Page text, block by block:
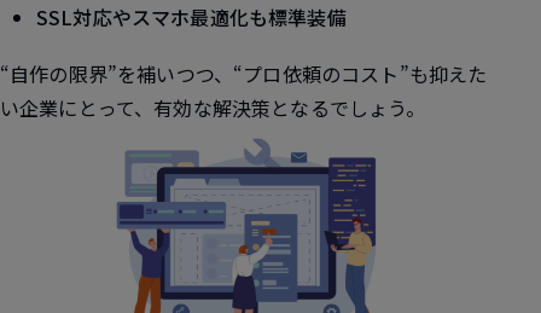
SSL対応やスマホ最適化も標準装備
“自作の限界”を補いつつ、“プロ依頼のコスト”も抑えた
い企業にとって、有効な解決策となるでしょう。